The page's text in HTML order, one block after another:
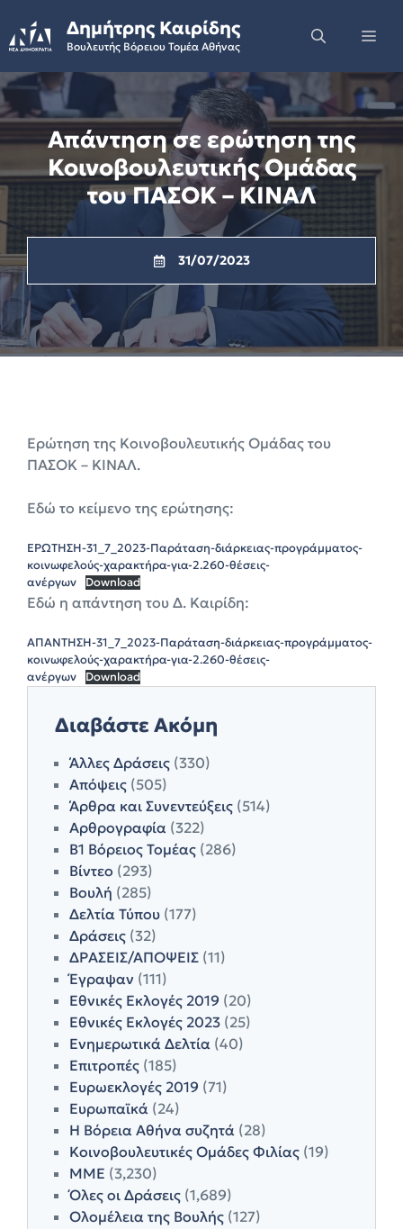
to
content
Δημήτρης Καιρίδης
Βουλευτής Βόρειου Τομέα Αθήνας
Απάντηση σε ερώτηση της
Κοινοβουλευτικής Ομάδας
του ΠΑΣΟΚ – ΚΙΝΑΛ
31/07/2023
Ερώτηση της Κοινοβουλευτικής Ομάδας του
ΠΑΣΟΚ – ΚΙΝΑΛ.
Εδώ το κείμενο της ερώτησης:
ΕΡΩΤΗΣΗ-31_7_2023-Παράταση-διάρκειας-προγράμματος-
κοινωφελούς-χαρακτήρα-για-2.260-θέσεις-
ανέργων
Download
Εδώ η απάντηση του Δ. Καιρίδη:
ΑΠΑΝΤΗΣΗ-31_7_2023-Παράταση-διάρκειας-προγράμματος-
κοινωφελούς-χαρακτήρα-για-2.260-θέσεις-
ανέργων
Download
Διαβάστε Ακόμη
Άλλες Δράσεις (330)
Απόψεις (505)
Άρθρα και Συνεντεύξεις (514)
Αρθρογραφία (322)
Β1 Βόρειος Τομέας (286)
Βίντεο (293)
Βουλή (285)
Δελτία Τύπου (177)
Δράσεις (32)
ΔΡΑΣΕΙΣ/ΑΠΟΨΕΙΣ (11)
Έγραψαν (111)
Εθνικές Εκλογές 2019 (20)
Εθνικές Εκλογές 2023 (25)
Ενημερωτικά Δελτία (40)
Επιτροπές (185)
Ευρωεκλογές 2019 (71)
Ευρωπαϊκά (24)
Η Βόρεια Αθήνα συζητά (28)
Κοινοβουλευτικές Ομάδες Φιλίας (19)
ΜΜΕ (3,230)
Όλες οι Δράσεις (1,689)
Ολομέλεια της Βουλής (127)